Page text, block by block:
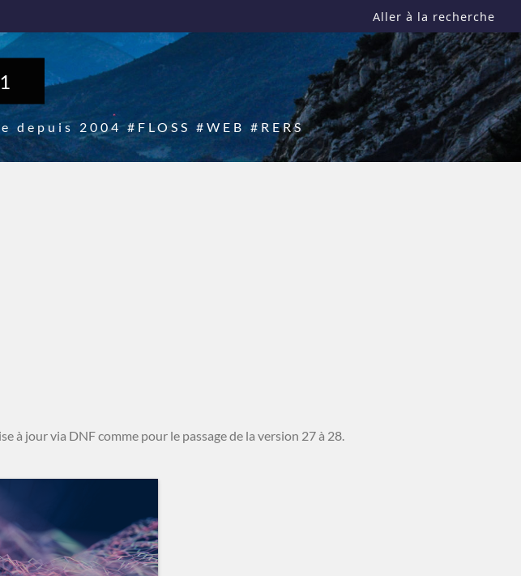
Aller à la recherche
2004 #FLOSS #WEB #RERS
à jour via DNF comme pour le passage de la version 27 à 28.